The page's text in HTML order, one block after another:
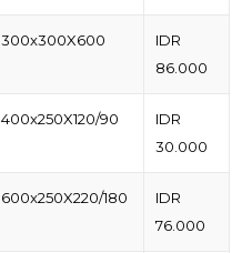
300x300X600
IDR
86.000
400x250X120/90
IDR
30.000
600x250X220/180
IDR
76.000